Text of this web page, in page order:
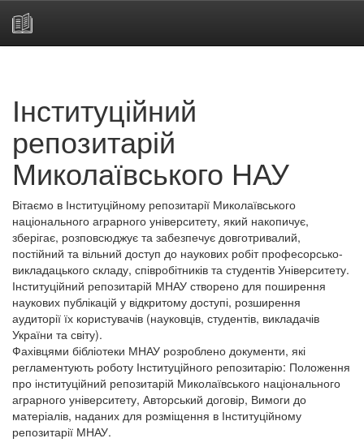
Інституційний
репозитарій
Миколаївського НАУ
Вітаємо в Інституційному репозитарії Миколаївського
національного аграрного університету, який накопичує,
зберігає, розповсюджує та забезпечує довготривалий,
постійний та вільний доступ до наукових робіт професорсько-
викладацького складу, співробітників та студентів Університету.
Інституційний репозитарій МНАУ створено для поширення
наукових публікацій у відкритому доступі, розширення
аудиторії їх користувачів (науковців, студентів, викладачів
України та світу).
Фахівцями бібліотеки МНАУ розроблено документи, які
регламентують роботу Інституційного репозитарію: Положення
про інституційний репозитарій Миколаївського національного
аграрного університету, Авторський договір, Вимоги до
матеріалів, наданих для розміщення в Інституційному
репозитарії МНАУ.